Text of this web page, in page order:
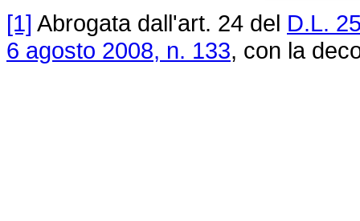
[1] Abrogata dall'art. 24 del D.L.
6 agosto 2008, n. 133, con la